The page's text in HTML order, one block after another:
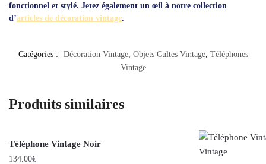
fonctionnel et stylé. Jetez également un œil à notre collection
d’articles de décoration vintage.
Catégories : Décoration Vintage, Objets Cultes Vintage, Téléphones
Vintage
Produits similaires
Téléphone Vintage Noir
134.00€